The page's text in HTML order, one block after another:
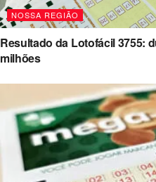
NOSSA REGIÃO
Resultado da Lotofácil 3755:
milhões